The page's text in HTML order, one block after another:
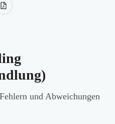
und Abweichungen